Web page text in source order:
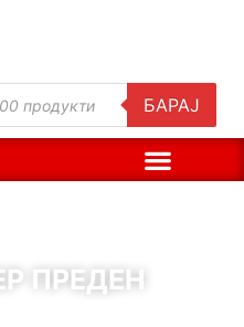
БАРАЈ
ПРЕДЕН